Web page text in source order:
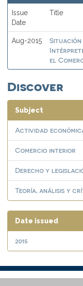
Issue
Date
Title
Aug-2015
el
Discover
Subject
Actividad
Comercio interior
Derecho y
Teoría, análisis y
Date issued
2015